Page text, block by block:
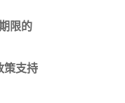
限的
策支持